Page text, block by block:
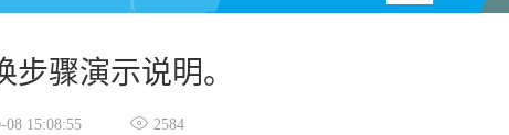
步骤演示说明。
08 15:08:55  2584